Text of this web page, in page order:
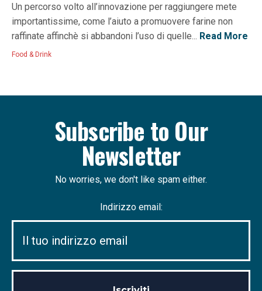
Un percorso volto all’innovazione per raggiungere mete
importantissime, come l’aiuto a promuovere farine non
raffinate affinchè si abbandoni l’uso di quelle... Read More
Food & Drink
Subscribe to Our
Newsletter
No worries, we don't like spam either.
Indirizzo email: